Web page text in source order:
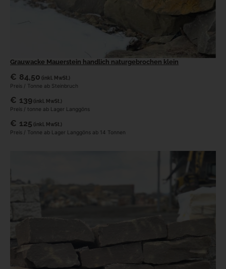
Grauwacke Mauerstein handlich naturgebrochen klein
€ 84,50 (inkl. MwSt.)
Preis / Tonne ab Steinbruch
€ 139(inkl. MwSt.)
Preis / tonne ab Lager Langgöns
€ 125 (inkl. MwSt.)
Preis / Tonne ab Lager Langgöns ab 14 Tonnen